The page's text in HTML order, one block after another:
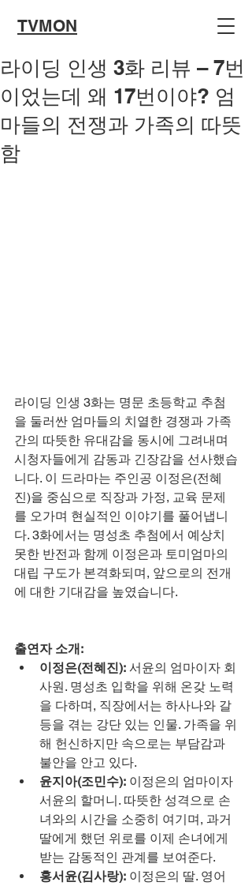
TVMON
라이딩 인생 3화 리뷰 – 7번
이었는데 왜 17번이야? 엄
마들의 전쟁과 가족의 따뜻
함
라이딩 인생 3화는 명문 초등학교 추첨
을 둘러싼 엄마들의 치열한 경쟁과 가족
간의 따뜻한 유대감을 동시에 그려내며
시청자들에게 감동과 긴장감을 선사했습
니다. 이 드라마는 주인공 이정은(전혜
진)을 중심으로 직장과 가정, 교육 문제
를 오가며 현실적인 이야기를 풀어냅니
다. 3화에서는 명성초 추첨에서 예상치
못한 반전과 함께 이정은과 토미엄마의
대립 구도가 본격화되며, 앞으로의 전개
에 대한 기대감을 높였습니다.
출연자 소개:
이정은(전혜진): 서윤의 엄마이자 회
사원. 명성초 입학을 위해 온갖 노력
을 다하며, 직장에서는 하사나와 갈
등을 겪는 강단 있는 인물. 가족을 위
해 헌신하지만 속으로는 부담감과
불안을 안고 있다.
윤지아(조민수): 이정은의 엄마이자
서윤의 할머니. 따뜻한 성격으로 손
녀와의 시간을 소중히 여기며, 과거
딸에게 했던 위로를 이제 손녀에게
받는 감동적인 관계를 보여준다.
홍서윤(김사랑): 이정은의 딸. 영어